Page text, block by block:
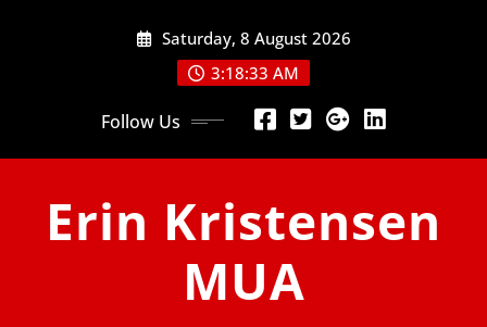
Saturday, 8 August 2026
3:18:33 AM
Follow Us
Erin Kristensen
MUA